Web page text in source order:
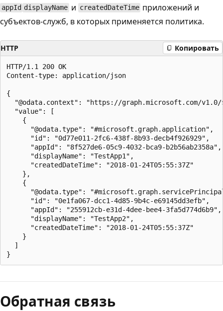
appId displayName и createdDateTime приложений и
субъектов-служб, в которых применяется политика.
HTTP Копировать
HTTP/1.1 200 OK
Content-type: application/json
{
"@odata.context": "https://graph.microsoft.com/
  "value": [
    {
      "@odata.type": "#microsoft.graph.application",
      "id": "0d77e011-2fc6-438f-8b93-decb4f926929",
      "appId": "8f527de6-05c9-4032-bca9-b2b56ab2358a",
      "displayName": "TestApp1",
      "createdDateTime": "2018-01-24T05:55:37Z"
    },
    {
"@odata.type":
      "id": "0e1fa067-dcc1-4d85-9b4c-e69145dd3efb",
      "appId": "255912cb-e31d-4dee-bee4-3fa5d774d6b9",
      "displayName": "TestApp2",
      "createdDateTime": "2018-01-24T05:55:37Z"
    }
  ]
Обратная связь